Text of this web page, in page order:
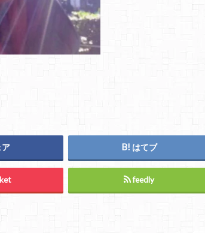
ア はてブ
feedly